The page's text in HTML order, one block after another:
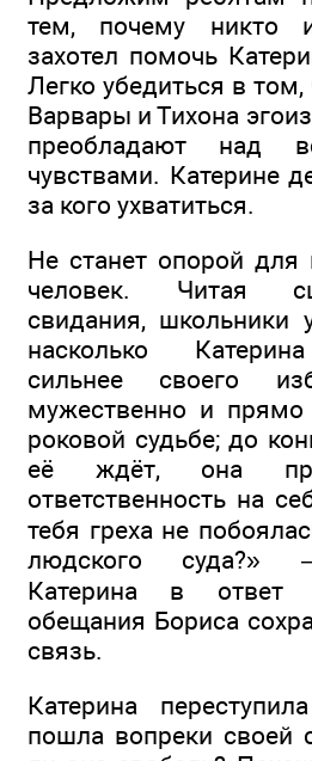
тем, почему никто
захотел помочь
Легко убедиться в
Варвары и Тихона
преобладают над
чувствами. Катерине
за кого ухватиться.
Не станет опорой
человек. Читая
свидания, школьники
насколько
сильнее своего
мужественно и прямо
роковой судьбе; до
её ждёт, она
ответственность на
тебя греха не
людского суда?»
Катерина в ответ
обещания Бориса
связь.
Катерина
пошла вопреки своей